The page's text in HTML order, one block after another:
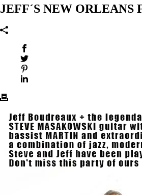
JEFF´S NEW ORLEANS